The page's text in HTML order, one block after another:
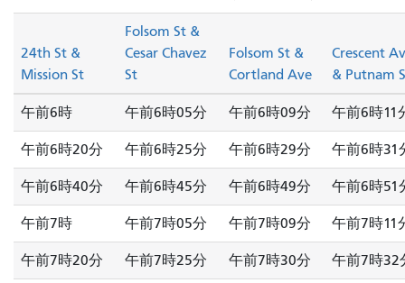
24th St &
Mission St
Folsom St &
Cesar Chavez
St
Folsom St &
Cortland Ave
Crescent
& Putnam
午前6時 午前6時05分 午前6時09分 午前6時11
午前6時20分 午前6時25分 午前6時29分 午前6時31
午前6時40分 午前6時45分 午前6時49分 午前6時51
午前7時 午前7時05分 午前7時09分 午前7時11
午前7時20分 午前7時25分 午前7時30分 午前7時32